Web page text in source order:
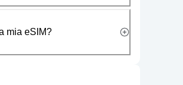
mia eSIM?